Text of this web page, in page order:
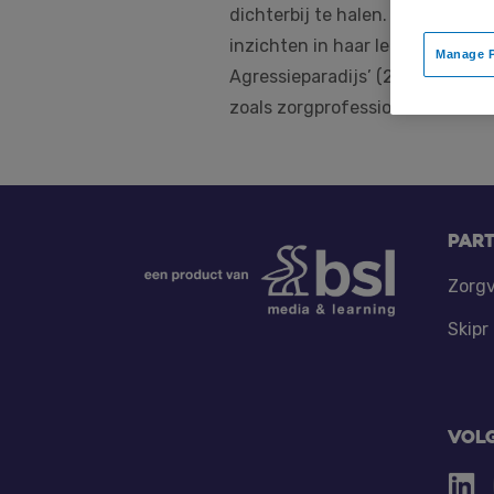
dichterbij te halen. Hoe?
inzichten in haar lezingen.
Agressieparadijs’ (2021).
zoals zorgprofessionals en
Skipr
Manage